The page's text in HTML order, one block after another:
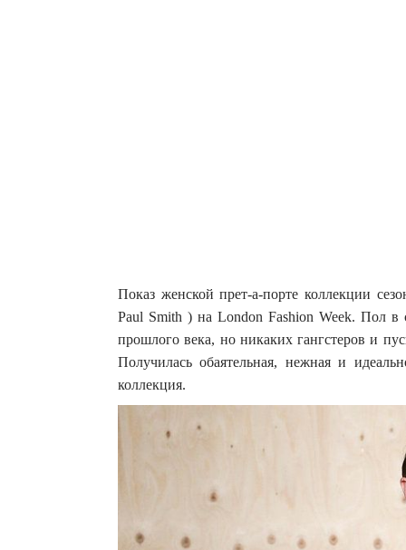
Показ женской прет-а-порте коллекции
Paul Smith ) на London Fashion Week. Пол в
прошлого века, но никаких гангстеров и
Получилась обаятельная, нежная и
коллекция.